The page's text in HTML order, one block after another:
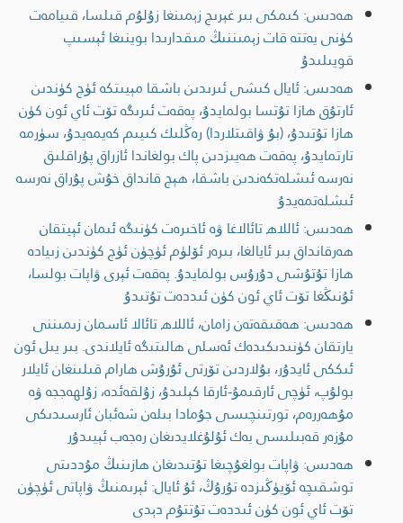
ھەدىس: كىمكى بىر غېرىچ زېمىنغا زۇلۇم قىلسا، قىيامەت
كۈنى يەتتە قات زېمىننىڭ مىقدارىدا بوينىغا ئېسىپ
قويىلىدۇ
ھەدىس: ئايال كىشى ئىرىدىن باشقا مېيىتكە ئۈچ كۈندىن
ئارتۇق ھازا تۇتسا بولمايدۇ، پەقەت ئىرىگە تۆت ئاي ئون كۈن
ھازا تۇتىدۇ، (بۇ ۋاقىتلاردا) رەڭلىك كىيىم كەيمەيدۇ، سۈرمە
تارتمايدۇ، پەقەت ھەيىزدىن پاك بولغاندا ئازراق پۇراقلىق
نەرسە ئىشلەتكەندىن باشقا، ھېچ قانداق خۇش پۇراق نەرسە
ئىشلەتمەيدۇ
ھەدىس: ئاللاھ تائالاغا ۋە ئاخىرەت كۈنىگە ئىمان ئېيتقان
ھەرقانداق بىر ئايالغا، بىرەر ئۆلۈم ئۈچۈن ئۈچ كۈندىن زىيادە
ھازا تۇتۇشى دۇرۇس بولمايدۇ. پەقەت ئېرى ۋاپات بولسا،
ئۇنىڭغا تۆت ئاي ئون كۈن ئىددەت تۇتىدۇ
ھەدىس: ھەقىقەتەن زامان، ئاللاھ تائالا ئاسمان زىمىننى
يارتقان كۈنىدىكىدەك ئەسلى ھالىتىگە ئايلاندى. بىر يىل ئون
ئىككى ئايدۇر، بۇلاردىن تۆرتى ئۇرۇش ھارام قىلىنغان ئايلار
بولۇپ، ئۈچى ئارقىمۇ-ئارقا كېلىدۇ، زۇلقەئدە، زۇلھەججە ۋە
مۇھەررەم، تورتىنچىسى جۇمادا بىلەن شەئبان ئارسىدىكى
مۇزەر قەبىلىسى بەك ئۇلۇغلايدىغان رەجەب ئېيىدۇر
ھەدىس: ۋاپات بولغۇچىغا تۇتىدىغان ھازىنىڭ مۇددىتى
توشقىچە ئۆيۈڭىزدە تۇرۇڭ، ئۇ ئايال: ئېرىمنىڭ ۋاپاتى ئۈچۈن
تۆت ئاي ئون كۈن ئىددەت تۇتتۇم دېدى